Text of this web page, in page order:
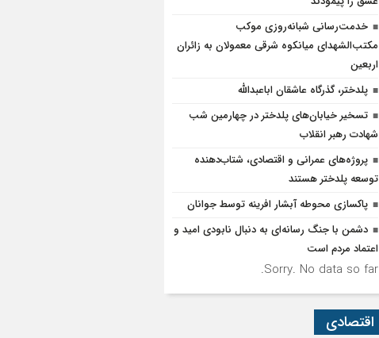
خدمت‌رسانی شبانه‌روزی موکب
مکتب‌الشهدای میانکوه شرقی معمولان به زائران
اربعین
پلدختر، گذرگاه عاشقان اباعبدالله
تسخیر خیابان‌های پلدختر در چهارمین شب
شهادت رهبر انقلاب
پروژه‌های عمرانی و اقتصادی، شتاب‌دهنده
توسعه پلدختر هستند
پاکسازی محوطه آبشار افرینه توسط جوانان
دشمن با جنگ رسانه‌ای به دنبال نابودی امید و
اعتماد مردم است
Sorry. No data so far.
اقتصادی